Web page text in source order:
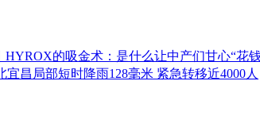
HYROX的吸金术：是什么让中产们甘心“花
宜昌局部短时降雨128毫米 紧急转移近4000人